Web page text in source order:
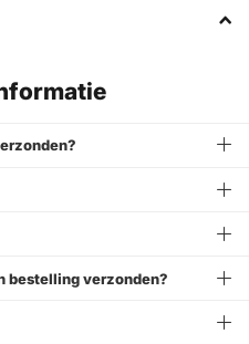
bestelling verzonden?